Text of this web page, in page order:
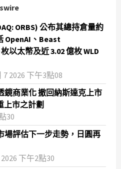
ORBS) 公布其總持倉量約
OpenAI、Beast
以太幣及近 3.02 億枚 WLD
2026 下午3點08
商業化 撤回納斯達克上市
上市之計劃
30
場評估下一步走勢，日圓再
下午2點30